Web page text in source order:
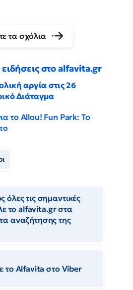
τα σχόλια
στο alfavita.gr
αργία στις 26
Διάταγμα
το Allou! Fun Park: Το
τις σημαντικές
το alfavita.gr στα
αναζήτησης της
το Αlfavita στο Viber